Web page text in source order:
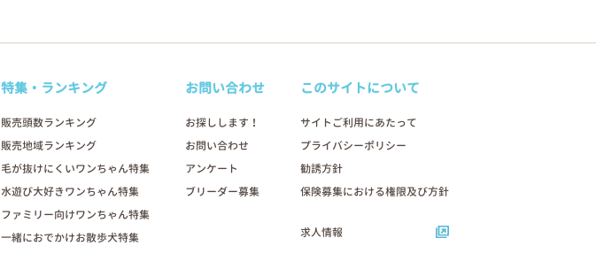
特集・ランキング
販売頭数ランキング
販売地域ランキング
毛が抜けにくいワンちゃん特集
水遊び大好きワンちゃん特集
ファミリー向けワンちゃん特集
一緒におでかけお散歩犬特集
お問い合わせ
お探しします！
お問い合わせ
アンケート
ブリーダー募集
このサイトについて
サイトご利用にあたって
プライバシーポリシー
勧誘方針
保険募集における権限及び方針
求人情報